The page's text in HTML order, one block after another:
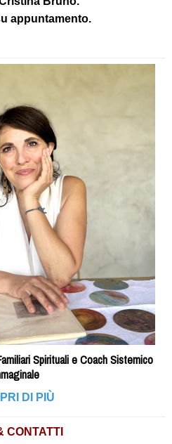
appuntamento.
Spirituali e Coach Sistemico
DI PIÙ
CONTATTI